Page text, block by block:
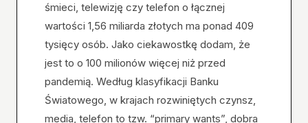
śmieci, telewizję czy telefon o łącznej
wartości 1,56 miliarda złotych ma ponad 409
tysięcy osób. Jako ciekawostkę dodam, że
jest to o 100 milionów więcej niż przed
pandemią. Według klasyfikacji Banku
Światowego, w krajach rozwiniętych czynsz,
media, telefon to tzw. “primary wants”, dobra